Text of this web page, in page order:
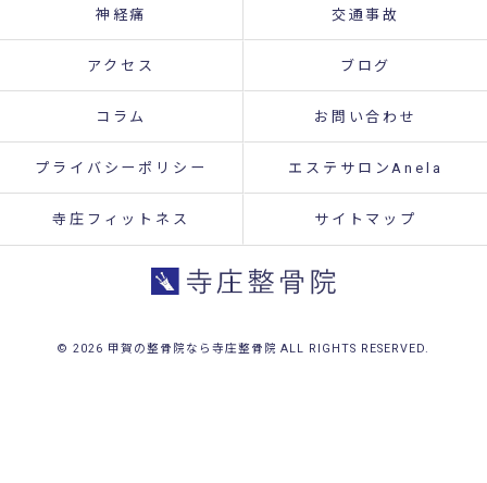
神経痛 交通事故
アクセス ブログ
コラム お問い合わせ
プライバシーポリシー エステサロンAnela
寺庄フィットネス サイトマップ
© 2026 甲賀の整骨院なら寺庄整骨院 ALL RIGHTS RESERVED.